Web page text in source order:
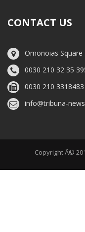
CONTACT US
Omonoias Square
0030 210 32 35
0030 210 3318483
info@tribuna-
Copyright Â©